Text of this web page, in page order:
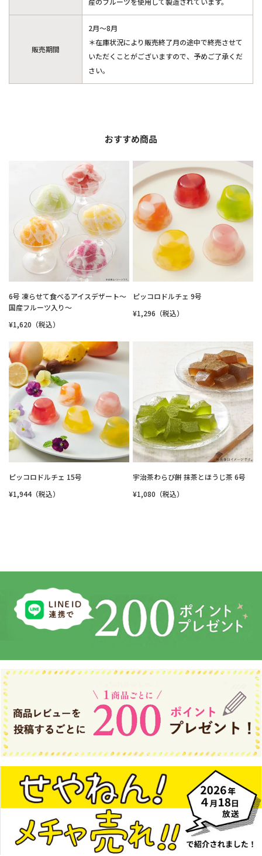
販売期間
2月～8月
＊在庫状況により販売終了月の途中で終売させて
いただくことがございますので、予めご了承くだ
さい。
おすすめ商品
6号 凍らせて食べるアイスデザート～
国産フルーツ入り～
¥1,620（税込）
ピッコロドルチェ 9号
¥1,296（税込）
ピッコロドルチェ 15号
¥1,944（税込）
宇治茶わらび餅 抹茶とほうじ茶 6号
¥1,080（税込）